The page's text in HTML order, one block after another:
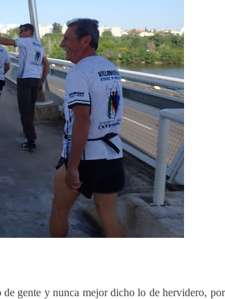
gente y nunca mejor dicho lo de hervidero,